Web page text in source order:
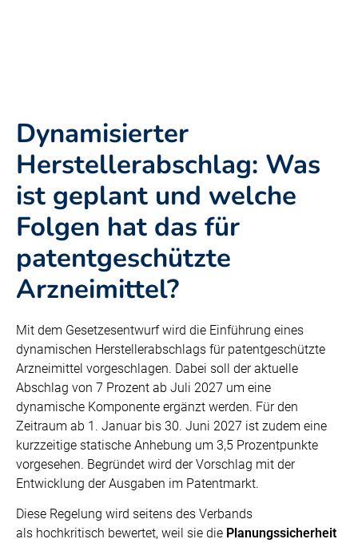
Dynamisierter
Herstellerabschlag: Was
ist geplant und welche
Folgen hat das für
patentgeschützte
Arzneimittel?
Mit dem Gesetzesentwurf wird die Einführung eines
dynamischen Herstellerabschlags für patentgeschützte
Arzneimittel vorgeschlagen. Dabei soll der aktuelle
Abschlag von 7 Prozent ab Juli 2027 um eine
dynamische Komponente ergänzt werden. Für den
Zeitraum ab 1. Januar bis 30. Juni 2027 ist zudem eine
kurzzeitige statische Anhebung um 3,5 Prozentpunkte
vorgesehen. Begründet wird der Vorschlag mit der
Entwicklung der Ausgaben im Patentmarkt.
Diese Regelung wird seitens des Verbands
als hochkritisch bewertet, weil sie die Planungssicherheit